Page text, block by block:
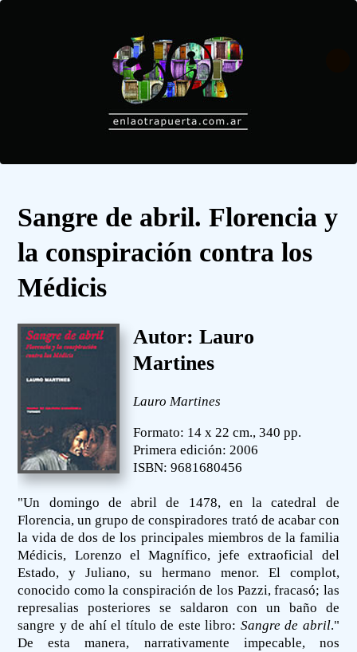
Sangre de abril. Florencia y
la conspiración contra los
Médicis
Autor: Lauro
Martines
Lauro Martines
Formato: 14 x 22 cm., 340 pp.
Primera edición: 2006
ISBN: 9681680456
"Un domingo de abril de 1478, en la catedral de
Florencia, un grupo de conspiradores trató de acabar con
la vida de dos de los principales miembros de la familia
Médicis, Lorenzo el Magnífico, jefe extraoficial del
Estado, y Juliano, su hermano menor. El complot,
conocido como la conspiración de los Pazzi, fracasó; las
represalias posteriores se saldaron con un baño de
sangre y de ahí el título de este libro: Sangre de abril."
De esta manera, narrativamente impecable, nos